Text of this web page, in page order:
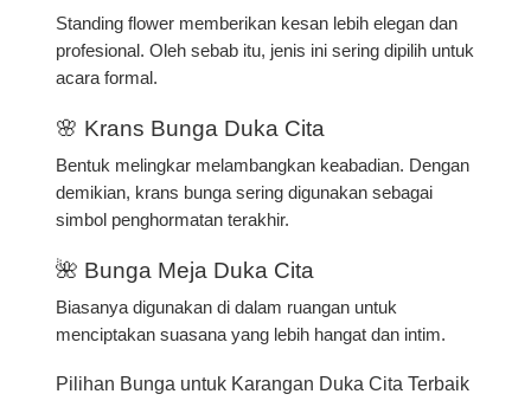
Standing flower memberikan kesan lebih elegan dan
profesional. Oleh sebab itu, jenis ini sering dipilih untuk
acara formal.
🌸 Krans Bunga Duka Cita
Bentuk melingkar melambangkan keabadian. Dengan
demikian, krans bunga sering digunakan sebagai
simbol penghormatan terakhir.
🌺 Bunga Meja Duka Cita
Biasanya digunakan di dalam ruangan untuk
menciptakan suasana yang lebih hangat dan intim.
Pilihan Bunga untuk Karangan Duka Cita Terbaik